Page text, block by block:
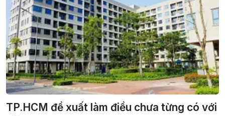
TP.HCM đề xuất làm điều chưa từng có với